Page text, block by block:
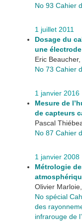
No 93 Cahier
1 juillet 2011
Dosage du
une
Eric
No 73 Cahier
1 janvier 2016
Mesure de
de capteurs
Pascal
No 87 Cahier
1 janvier 2008
Métrologie
Olivier
No spécial
des
infrarouge de